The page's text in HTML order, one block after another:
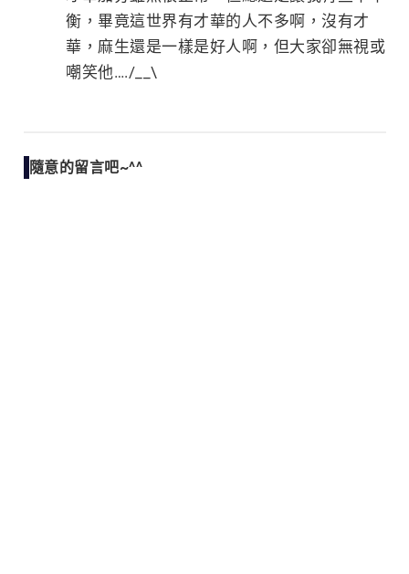
衡，畢竟這世界有才華的人不多啊，沒有才
華，麻生還是一樣是好人啊，但大家卻無視或
嘲笑他…./__\
隨意的留言吧~^^